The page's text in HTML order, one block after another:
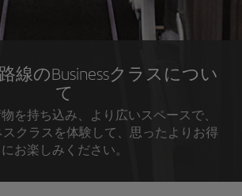
線のBusinessクラスについ
て
を持ち込み、より広いスペースで、
クラスを体験して、思ったよりお得
にお楽しみください。